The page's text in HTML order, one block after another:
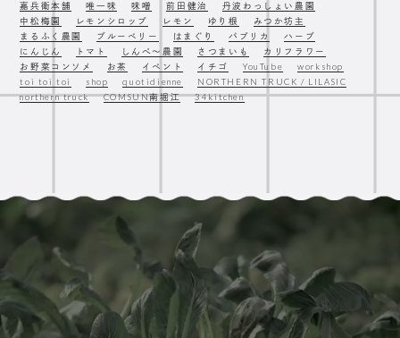
嘉兵衛本舗
唯一味 味噌 前田健治
丹波わっしょい農園
中松梅園
レモンシロップ レモン ゆり根
みつか坊主
まるふく農園
ブルーベリー はまぐり パプリカ
ハーブ
にんじん
トマト しんぺ〜農園 さつまいも
カリフラワー
お野菜コンソメ
お茶 イベント イチゴ YouTube
workshop
toi toi toi
shop quotidienne
NORTHERN TRUCK / LILASIC
northern truck
COMSUN南堀江 34kitchen